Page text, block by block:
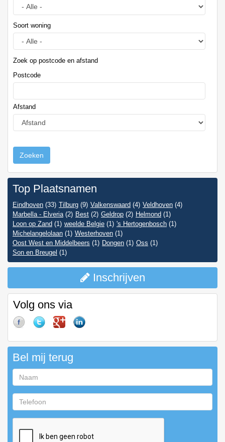
Soort woning
Zoek op postcode en afstand
Postcode
Afstand
Zoeken
Top Plaatsnamen
Eindhoven (33) Tilburg (9) Valkenswaard (4) Veldhoven (4)
Marbella - Elveria (2) Best (2) Geldrop (2) Helmond (1)
Loon op Zand (1) weelde Belgie (1) 's Hertogenbosch (1)
Michelangelolaan (1) Westerhoven (1)
Oost West en Middelbeers (1) Dongen (1) Oss (1)
Son en Breugel (1)
Inschrijven
Volg ons via
Bel mij terug
Naam
Telefoon